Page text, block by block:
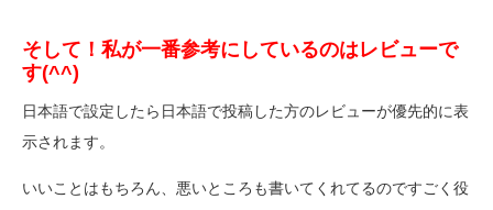
そして！私が一番参考にしているのはレビューで
す(^^)
日本語で設定したら日本語で投稿した方のレビューが優先的に表
示されます。
いいことはもちろん、悪いところも書いてくれてるのですごく役